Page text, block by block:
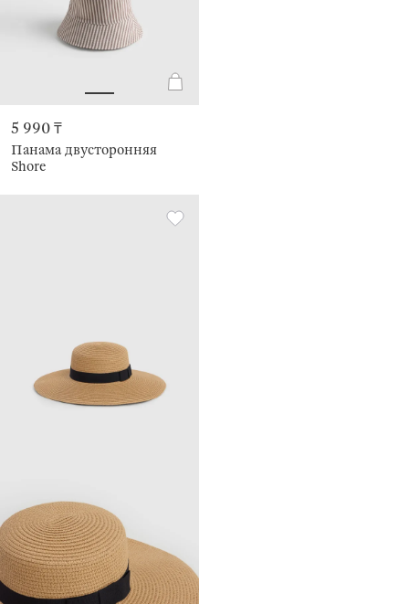
5 990 ₸
Панама двусторонняя
Shore